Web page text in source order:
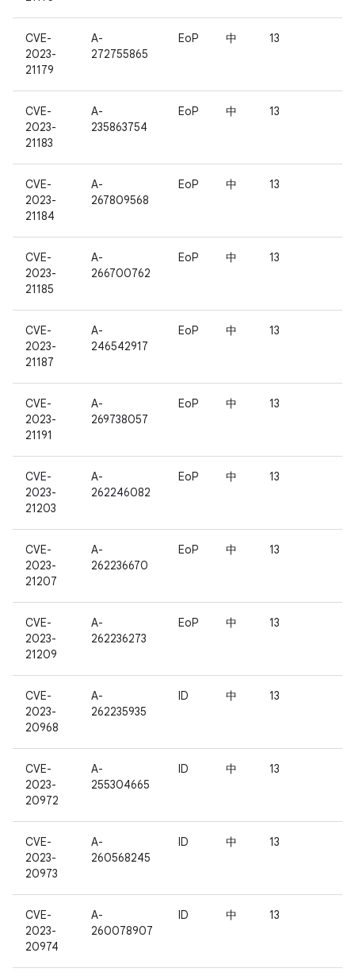
CVE-
2023-
21179
A-
272755865
EoP 中 13
CVE-
2023-
21183
A-
235863754
EoP 中 13
CVE-
2023-
21184
A-
267809568
EoP 中 13
CVE-
2023-
21185
A-
266700762
EoP 中 13
CVE-
2023-
21187
A-
246542917
EoP 中 13
CVE-
2023-
21191
A-
269738057
EoP 中 13
CVE-
2023-
21203
A-
262246082
EoP 中 13
CVE-
2023-
21207
A-
262236670
EoP 中 13
CVE-
2023-
21209
A-
262236273
EoP 中 13
CVE-
2023-
20968
A-
262235935
ID 中 13
CVE-
2023-
20972
A-
255304665
ID 中 13
CVE-
2023-
20973
A-
260568245
ID 中 13
CVE-
2023-
20974
A-
260078907
ID 中 13